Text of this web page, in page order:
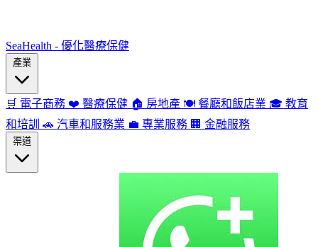
SeaHealth - 優化醫療保健
🛒 電子商務 ❤️ 醫療保健 🏠 房地產 🍽️ 餐廳和飯店業 🎓 教育
和培訓 🚗 汽車和服務業 💼 專業服務 🏢 金融服務